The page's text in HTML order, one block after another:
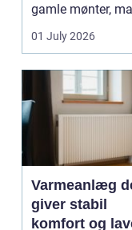
gamle mønter,
dem vurderet...
01 July 2026
Varmeanlæg
giver stabil
komfort og